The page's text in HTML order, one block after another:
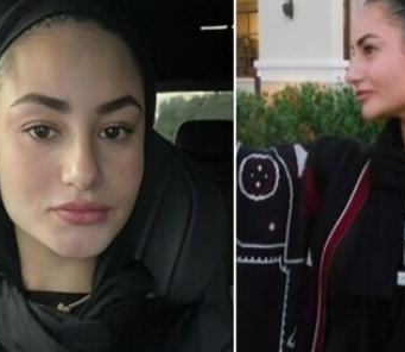
سامو كوستا في معسكر النصر السعودي.. هل انتهت أزمة
إنهاء تعاقد سيف الدين الجزيري مع الزمالك رسميًا
من هي لوز مينديز زوجة إبراهيم دياز بعد خطفها للأنظار؟
الموصل العراقي يعلن ضم المهاجم يوسف أسامة نبيه